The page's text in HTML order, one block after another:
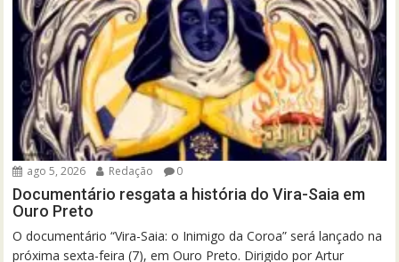
ago 5, 2026 Redação 0
Documentário resgata a história do Vira-Saia em
Ouro Preto
O documentário “Vira-Saia: o Inimigo da Coroa” será lançado na
próxima sexta-feira (7), em Ouro Preto. Dirigido por Artur